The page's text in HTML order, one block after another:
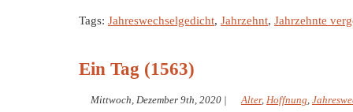
Tags: Jahreswechselgedicht, Jahrzehnt, Jahrzehnte
Ein Tag (1563)
Mittwoch, Dezember 9th, 2020 | Alter, Hoffnung,